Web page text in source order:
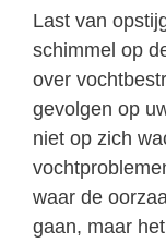
Last van
schimmel op
over
gevolgen op
niet op zich
waar de
gaan, maar